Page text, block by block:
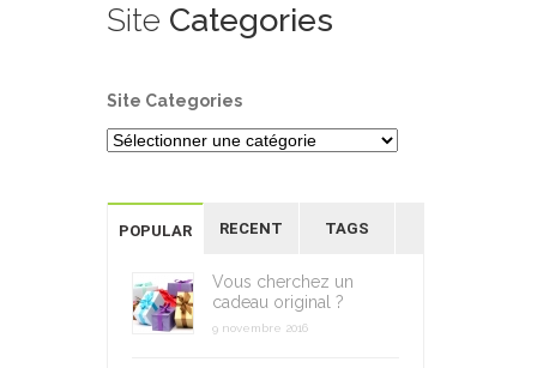
Site Categories
Site Categories
POPULAR RECENT TAGS
Vous cherchez un
cadeau original ?
9 novembre 2016